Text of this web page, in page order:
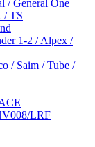
/ General One
/ TS
1-2 / Alpex /
/ Saim / Tube /
LRF